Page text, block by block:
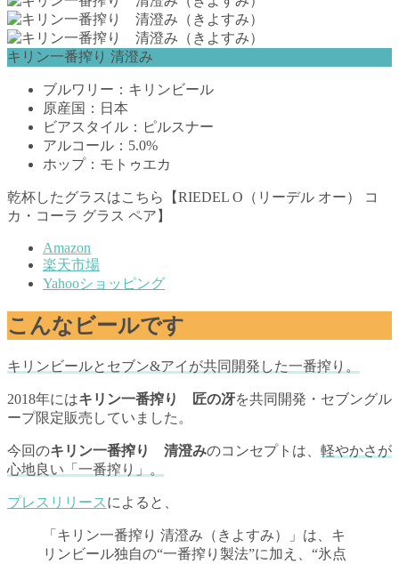
キリン一番搾り 清澄み
ブルワリー：キリンビール
原産国：日本
ビアスタイル：ピルスナー
アルコール：5.0%
ホップ：モトゥエカ
乾杯したグラスはこちら【RIEDEL O（リーデル オー） コ
カ・コーラ グラス ペア】
Amazon
楽天市場
Yahooショッピング
こんなビールです
キリンビールとセブン&アイが共同開発した一番搾り。
2018年にはキリン一番搾り 匠の冴を共同開発・セブングル
ープ限定販売していました。
今回のキリン一番搾り 清澄みのコンセプトは、 軽やかさが
心地良い「一番搾り」。
プレスリリース によると、
「キリン一番搾り 清澄み（きよすみ）」は、キ
リンビール独自の“一番搾り製法”に加え、“氷点